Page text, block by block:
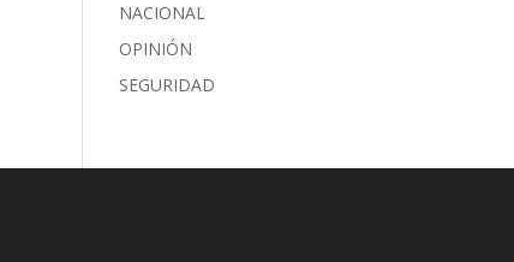
NACIONAL
OPINIÓN
SEGURIDAD